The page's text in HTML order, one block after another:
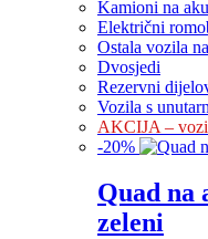
Kamioni na
Električni
Ostala vozila
Dvosjedi
Rezervni
Vozila s
AKCIJA –
-20%
Quad na
zeleni